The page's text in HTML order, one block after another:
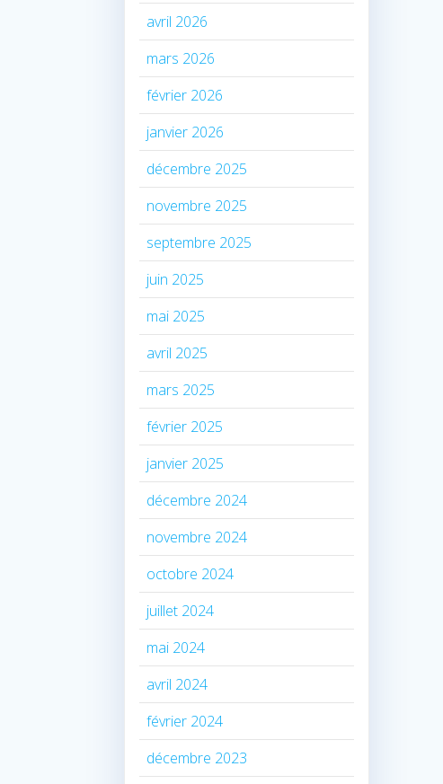
avril 2026
mars 2026
février 2026
janvier 2026
décembre 2025
novembre 2025
septembre 2025
juin 2025
mai 2025
avril 2025
mars 2025
février 2025
janvier 2025
décembre 2024
novembre 2024
octobre 2024
juillet 2024
mai 2024
avril 2024
février 2024
décembre 2023